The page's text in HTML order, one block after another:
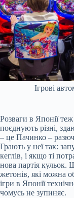
Ігрові
Розваги в Японії
поєднують різні,
– це Пачинко –
Грають у неї так:
кеглів, і якщо ті
нова партія кульок.
жетонів, які можна
ігри в Японії
чомусь не зупиняє.